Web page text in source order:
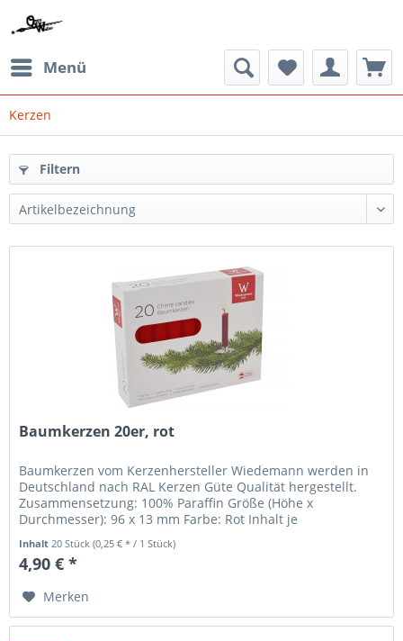
Menü
Kerzen
Filtern
Baumkerzen 20er, rot
Baumkerzen vom Kerzenhersteller Wiedemann werden in
Deutschland nach RAL Kerzen Güte Qualität hergestellt.
Zusammensetzung: 100% Paraffin Größe (Höhe x
Durchmesser): 96 x 13 mm Farbe: Rot Inhalt je
Inhalt20 Stück(0,25 € * / 1 Stück)
4,90 € *
Merken